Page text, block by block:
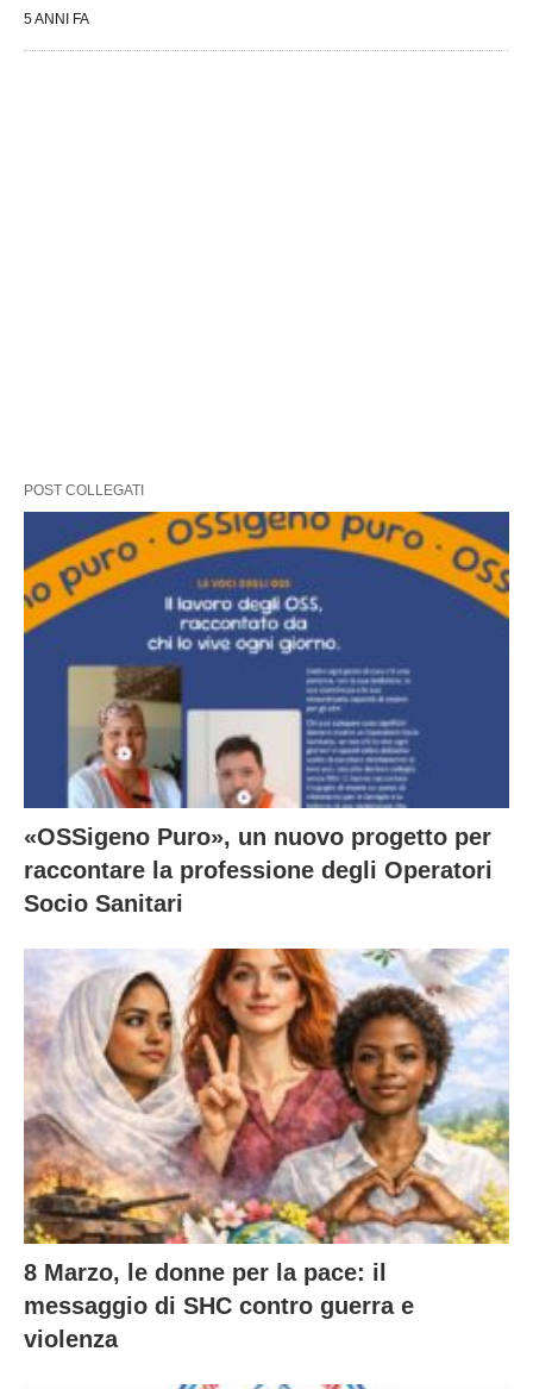
5 ANNI FA
POST COLLEGATI
«OSSigeno Puro», un nuovo progetto per
raccontare la professione degli Operatori
Socio Sanitari
8 Marzo, le donne per la pace: il
messaggio di SHC contro guerra e
violenza